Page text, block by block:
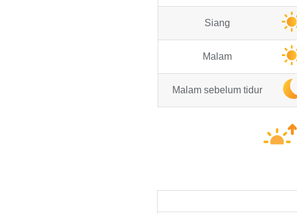
Siang
Malam
Malam sebelum tidur